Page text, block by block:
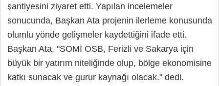
şantiyesini ziyaret etti. Yapılan incelemeler
sonucunda, Başkan Ata projenin ilerleme konusunda
olumlu yönde gelişmeler kaydettiğini ifade etti.
Başkan Ata, "SOMİ OSB, Ferizli ve Sakarya için
büyük bir yatırım niteliğinde olup, bölge ekonomisine
katkı sunacak ve gurur kaynağı olacak." dedi.